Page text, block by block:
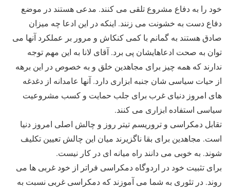
خود را به دفاع مشروع تلقی می کنند. مدعی هستند در موضع
دفاع دست به خشونت می زنند. اینکه در این ادعا چه میزان
صادق هستند به گمانم با کمی کنکاش و مرور بر عملکرد آنها می
توان به صحت ادعاهایشان پی برد. آقای لانا به این مهم توجه
ندارند که همه چیز برای مجاهدین خلق و به خصوص در این برهه
از حیات سیاسی شان جنبه ابزاری دارد. آنها عامدانه از دغدغه
های امروز دنیای غرب برای جلب حمایت و کسب مشروعیت
سیاسی استفاده ابزاری می کنند.
تقابل دمکراسی و تروریسم تیتر روز و چالش اصلی امروز دنیا
است. مجاهدین برای بقا ناگزیرند میان این چالش تعیین تکلیف
شوند. به خوبی می دانند راه میانه ای در کار نیست.
برای تثبیت خود در اردوگاه دمکراسی فراتر از خود غربی ها می
روند. در تئوری به شما می آموزند که دمکراسی غربی نسبت به